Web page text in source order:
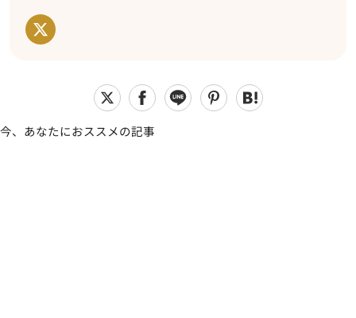
今、あなたにおススメの記事